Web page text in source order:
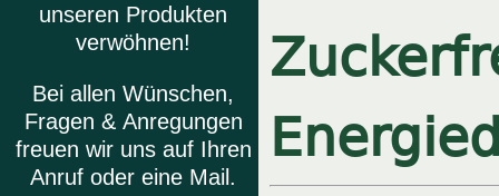
unseren Produkten
verwöhnen!
Bei allen Wünschen,
Fragen & Anregungen
freuen wir uns auf Ihren
Anruf oder eine Mail.